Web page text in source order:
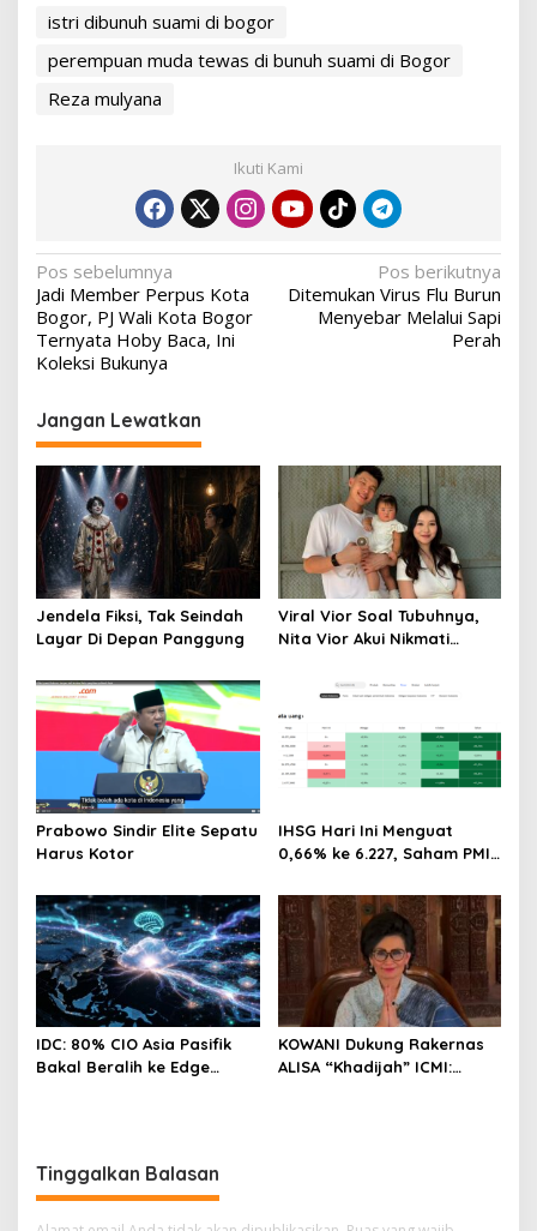
istri dibunuh suami di bogor
perempuan muda tewas di bunuh suami di Bogor
Reza mulyana
Ikuti Kami
Navigasi
pos
Pos sebelumnya
Jadi Member Perpus Kota
Bogor, PJ Wali Kota Bogor
Ternyata Hoby Baca, Ini
Koleksi Bukunya
Pos berikutnya
Ditemukan Virus Flu Burun
Menyebar Melalui Sapi
Perah
Jangan Lewatkan
Jendela Fiksi, Tak Seindah
Layar Di Depan Panggung
Viral Vior Soal Tubuhnya,
Nita Vior Akui Nikmati
Prabowo Sindir Elite Sepatu
Harus Kotor
IHSG Hari Ini Menguat
0,66% ke 6.227, Saham PMII,
28%! Ini Daftar Saham
Paling Cuan & Volume
Tertinggi 31 Juli 2026
IDC: 80% CIO Asia Pasifik
Bakal Beralih ke Edge
KOWANI Dukung Rakernas
ALISA “Khadijah” ICMI:
Tinggalkan Balasan